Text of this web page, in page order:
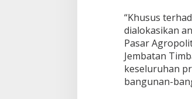
“Khusus
dialokasikan
Pasar
Jembatan
keseluruhan
bangunan-